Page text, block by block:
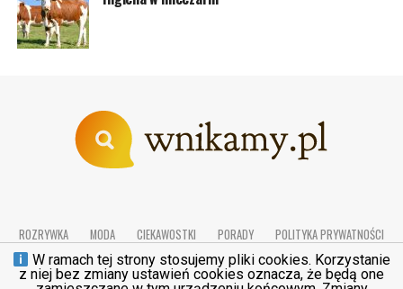
ROZRYWKA MODA CIEKAWOSTKI PORADY
POLITYKA PRYWATNOŚCI
REGULAMIN
KONTAKT
W ramach tej strony stosujemy pliki cookies. Korzystanie
z niej bez zmiany ustawień cookies oznacza, że będą one